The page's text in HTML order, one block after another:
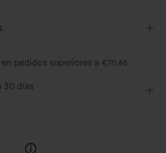
bolsillos
pedidos superiores a €70,46
30 días